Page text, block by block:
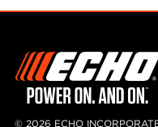
© 2026 ECHO